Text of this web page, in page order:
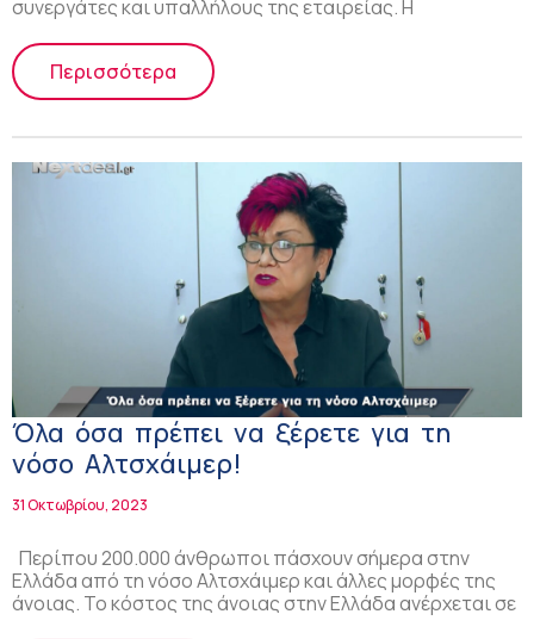
συνεργάτες και υπαλλήλους της εταιρείας. Η
Περισσότερα
Όλα όσα πρέπει να ξέρετε για τη
νόσο Αλτσχάιμερ!
31 Οκτωβρίου, 2023
Περίπου 200.000 άνθρωποι πάσχουν σήμερα στην
Ελλάδα από τη νόσο Αλτσχάιμερ και άλλες μορφές της
άνοιας. Το κόστος της άνοιας στην Ελλάδα ανέρχεται σε